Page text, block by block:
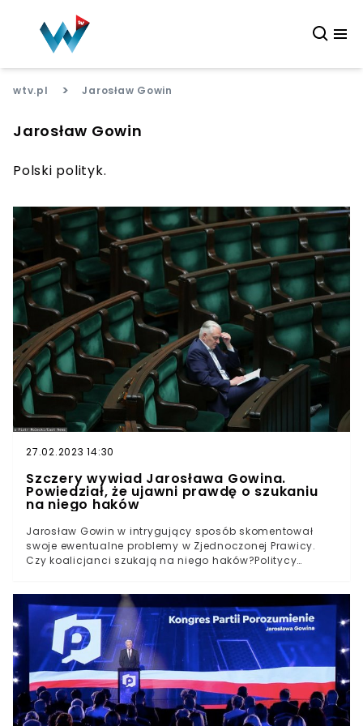
wtv.pl > Jarosław Gowin
Jarosław Gowin
Polski polityk.
27.02.2023 14:30
Szczery wywiad Jarosława Gowina.
Powiedział, że ujawni prawdę o szukaniu
na niego haków
Jarosław Gowin w intrygujący sposób skomentował
swoje ewentualne problemy w Zjednoczonej Prawicy.
Czy koalicjanci szukają na niego haków?Politycy
pogląd na istotne sprawy w kwestii rządów. Potwierdza
to sam były minister.Jednocześnie w rozmowie z
Onetem Jarosław Gowin podkreśla, że w koalicji
rządzącej zbieżnych poglądów jest więcej niż tych
dzielących polityków Zjednoczonej Prawicy.